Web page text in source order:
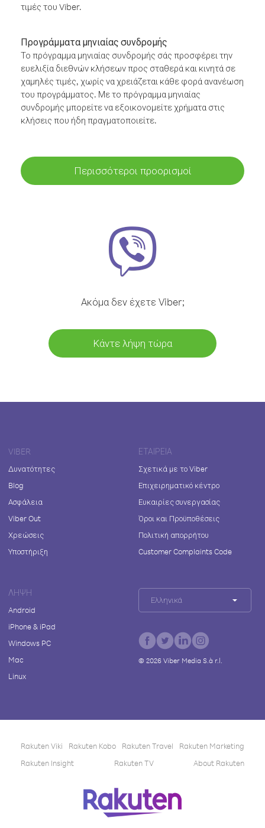
τιμές του Viber.
Προγράμματα μηνιαίας συνδρομής
Το πρόγραμμα μηνιαίας συνδρομής σάς προσφέρει την
ευελιξία διεθνών κλήσεων προς σταθερά και κινητά σε
χαμηλές τιμές, χωρίς να χρειάζεται κάθε φορά ανανέωση
του προγράμματος. Με το πρόγραμμα μηνιαίας
συνδρομής μπορείτε να εξοικονομείτε χρήματα στις
κλήσεις που ήδη πραγματοποιείτε.
Περισσότεροι προορισμοί
Ακόμα δεν έχετε Viber;
Κάντε λήψη τώρα
VIBER
Δυνατότητες
Blog
Ασφάλεια
Viber Out
Χρεώσεις
Υποστήριξη
ΕΤΑΙΡΕΊΑ
Σχετικά με το Viber
Επιχειρηματικό κέντρο
Ευκαιρίες συνεργασίας
Όροι και Προϋποθέσεις
Πολιτική απορρήτου
Customer Complaints Code
ΛΉΨΗ
Android
iPhone & iPad
Windows PC
Mac
Linux
Ελληνικά
© 2026Viber Media S.à r.l.
Rakuten Viki Rakuten Kobo Rakuten Travel
Rakuten Marketing
Rakuten Insight
Rakuten TV About Rakuten